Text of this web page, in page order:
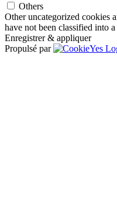
Others
Other uncategorized cookies
have not been classified into
Enregistrer & appliquer
Propulsé par